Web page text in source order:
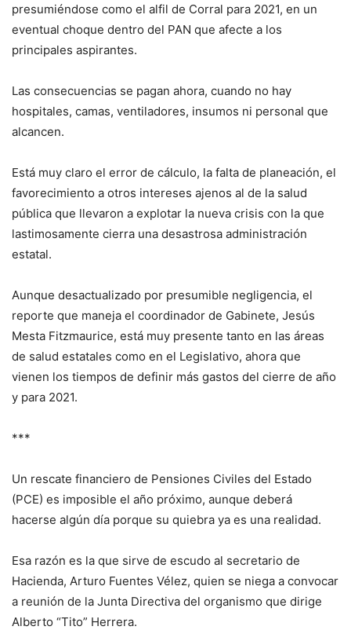
presumiéndose como el alfil de Corral para 2021, en un
eventual choque dentro del PAN que afecte a los
principales aspirantes.
Las consecuencias se pagan ahora, cuando no hay
hospitales, camas, ventiladores, insumos ni personal que
alcancen.
Está muy claro el error de cálculo, la falta de planeación, el
favorecimiento a otros intereses ajenos al de la salud
pública que llevaron a explotar la nueva crisis con la que
lastimosamente cierra una desastrosa administración
estatal.
Aunque desactualizado por presumible negligencia, el
reporte que maneja el coordinador de Gabinete, Jesús
Mesta Fitzmaurice, está muy presente tanto en las áreas
de salud estatales como en el Legislativo, ahora que
vienen los tiempos de definir más gastos del cierre de año
y para 2021.
***
Un rescate financiero de Pensiones Civiles del Estado
(PCE) es imposible el año próximo, aunque deberá
hacerse algún día porque su quiebra ya es una realidad.
Esa razón es la que sirve de escudo al secretario de
Hacienda, Arturo Fuentes Vélez, quien se niega a convocar
a reunión de la Junta Directiva del organismo que dirige
Alberto “Tito” Herrera.